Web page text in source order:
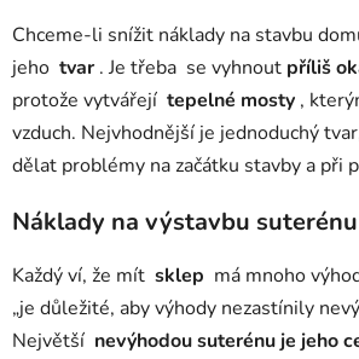
Chceme-li snížit náklady na stavbu
jeho tvar . Je třeba se vyhnout příliš
protože vytvářejí tepelné mosty ,
vzduch. Nejvhodnější je jednoduchý
dělat problémy na začátku stavby a při
Náklady na výstavbu suterénu
Každý ví, že mít sklep má mnoho
„je důležité, aby výhody nezastínily
Největší nevýhodou suterénu je jeho